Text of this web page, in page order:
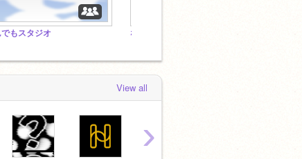
もスタジオ なんでもスタジオ
View all
›